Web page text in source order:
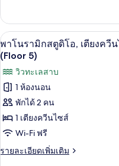
(Floor
3)
ทะเลสาบ
(Floor
3)
โร
แมน
ติก,
เตียง
ควีน
ไซส์
1
เตียง,
ระเบียง,
เกี่ยว
กับ
อ
พาร์
ท
เม
นท์
โร
แมน
ติก,
ควีน
ไซส์
1
เปิด
ภาพถ่าย
ทั้งหมด
ของ
พา
โน
มิ
1
พาโนรามิกสตูดิโอ, เตียงควีน
(Floor 5)
วิวทะเลสาบ
1 ห้องนอน
พักได้ 2 คน
1 เตียงควีนไซส์
Wi-Fi ฟรี
รายละเอียดเพิ่มเติม
ราย